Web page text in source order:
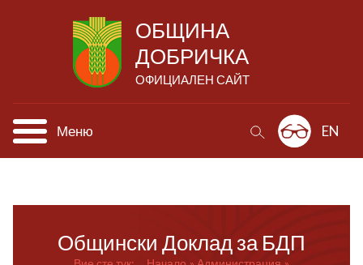
ОБЩИНА
ДОБРИЧКА
ОФИЦИАЛЕН САЙТ
Меню EN
Общински Доклад за БДП